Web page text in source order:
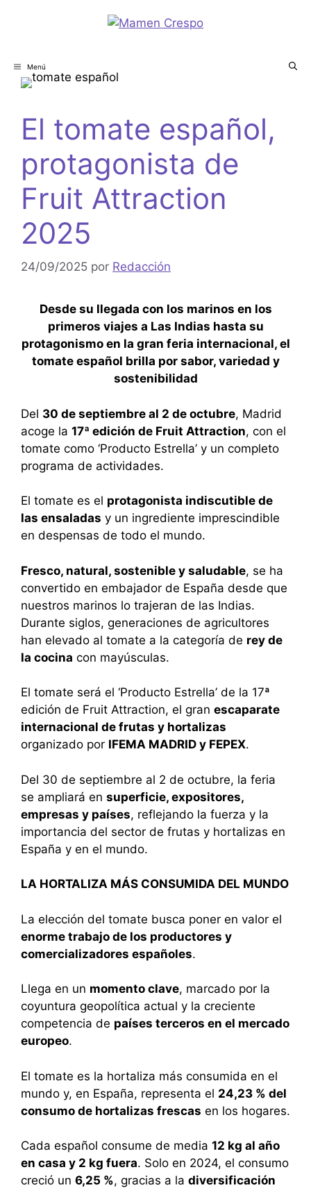
Menú
El tomate español,
protagonista de
Fruit Attraction
2025
24/09/2025 por Redacción
Desde su llegada con los marinos en los
primeros viajes a Las Indias hasta su
protagonismo en la gran feria internacional, el
tomate español brilla por sabor, variedad y
sostenibilidad
Del 30 de septiembre al 2 de octubre, Madrid
acoge la 17ª edición de Fruit Attraction, con el
tomate como ‘Producto Estrella’ y un completo
programa de actividades.
El tomate es el protagonista indiscutible de
las ensaladas y un ingrediente imprescindible
en despensas de todo el mundo.
Fresco, natural, sostenible y saludable, se ha
convertido en embajador de España desde que
nuestros marinos lo trajeran de las Indias.
Durante siglos, generaciones de agricultores
han elevado al tomate a la categoría de rey de
la cocina con mayúsculas.
El tomate será el ‘Producto Estrella’ de la 17ª
edición de Fruit Attraction, el gran escaparate
internacional de frutas y hortalizas
organizado por IFEMA MADRID y FEPEX.
Del 30 de septiembre al 2 de octubre, la feria
se ampliará en superficie, expositores,
empresas y países, reflejando la fuerza y la
importancia del sector de frutas y hortalizas en
España y en el mundo.
LA HORTALIZA MÁS CONSUMIDA DEL MUNDO
La elección del tomate busca poner en valor el
enorme trabajo de los productores y
comercializadores españoles.
Llega en un momento clave, marcado por la
coyuntura geopolítica actual y la creciente
competencia de países terceros en el mercado
europeo.
El tomate es la hortaliza más consumida en el
mundo y, en España, representa el 24,23 % del
consumo de hortalizas frescas en los hogares.
Cada español consume de media 12 kg al año
en casa y 2 kg fuera. Solo en 2024, el consumo
creció un 6,25 %, gracias a la diversificación